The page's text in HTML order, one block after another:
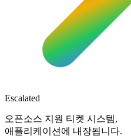
Escalated
오픈소스 지원 티켓 시스템,
애플리케이션에 내장됩니다.